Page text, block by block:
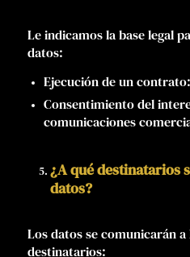
Le indicamos la base legal
datos:
Ejecución de un
Consentimiento del
comunicaciones
¿A qué destinatarios
datos?
Los datos se comunicarán a
destinatarios: